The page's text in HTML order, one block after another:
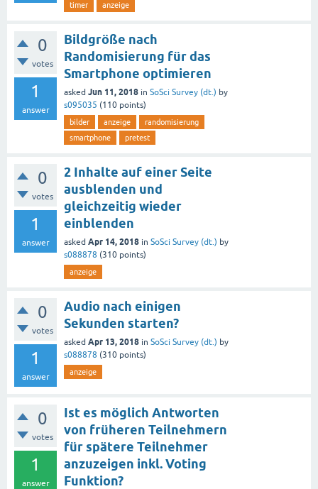
timer anzeige
0
votes
1
answer
Bildgröße nach
Randomisierung für das
Smartphone optimieren
asked Jun 11, 2018 in SoSci Survey (dt.) by
s095035 (110 points)
bilder anzeige
randomisierung
smartphone
pretest
0
votes
1
answer
2 Inhalte auf einer Seite
ausblenden und
gleichzeitig wieder
einblenden
asked Apr 14, 2018 in SoSci Survey (dt.) by
s088878 (310 points)
anzeige
0
votes
1
answer
Audio nach einigen
Sekunden starten?
asked Apr 13, 2018 in SoSci Survey (dt.) by
s088878 (310 points)
anzeige
0
votes
1
answer
Ist es möglich Antworten
von früheren Teilnehmern
für spätere Teilnehmer
anzuzeigen inkl. Voting
Funktion?